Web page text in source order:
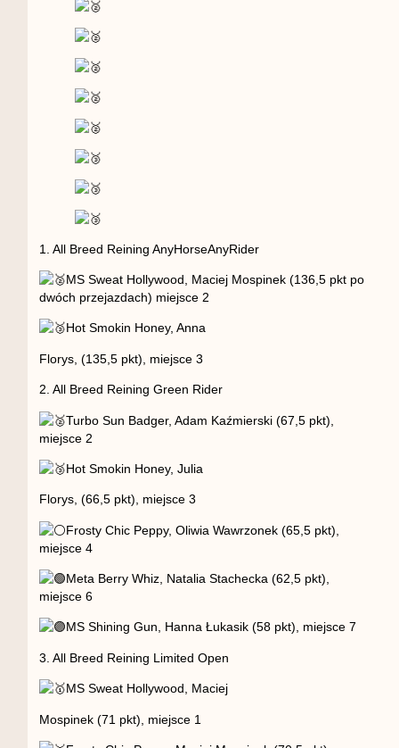
1. All Breed Reining AnyHorseAnyRider
MS Sweat Hollywood, Maciej Mospinek (136,5 pkt po
dwóch przejazdach) miejsce 2
Hot Smokin Honey, Anna
Florys, (135,5 pkt), miejsce 3
2. All Breed Reining Green Rider
Turbo Sun Badger, Adam Kaźmierski (67,5 pkt),
miejsce 2
Hot Smokin Honey, Julia
Florys, (66,5 pkt), miejsce 3
Frosty Chic Peppy, Oliwia Wawrzonek (65,5 pkt),
miejsce 4
Meta Berry Whiz, Natalia Stachecka (62,5 pkt),
miejsce 6
MS Shining Gun, Hanna Łukasik (58 pkt), miejsce 7
3. All Breed Reining Limited Open
MS Sweat Hollywood, Maciej
Mospinek (71 pkt), miejsce 1